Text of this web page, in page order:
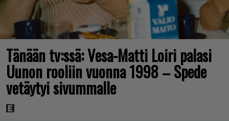
Tänään tv:ssä: Vesa-Matti Loiri palasi
Uunon rooliin vuonna 1998 – Spede
vetäytyi sivummalle